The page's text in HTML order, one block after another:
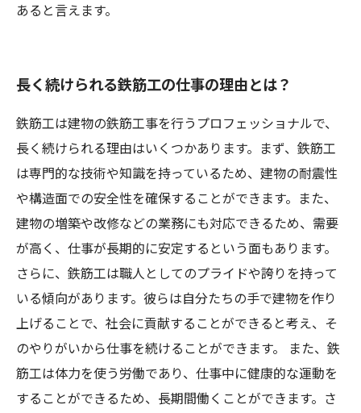
あると言えます。
長く続けられる鉄筋工の仕事の理由とは？
鉄筋工は建物の鉄筋工事を行うプロフェッショナルで、
長く続けられる理由はいくつかあります。まず、鉄筋工
は専門的な技術や知識を持っているため、建物の耐震性
や構造面での安全性を確保することができます。また、
建物の増築や改修などの業務にも対応できるため、需要
が高く、仕事が長期的に安定するという面もあります。
さらに、鉄筋工は職人としてのプライドや誇りを持って
いる傾向があります。彼らは自分たちの手で建物を作り
上げることで、社会に貢献することができると考え、そ
のやりがいから仕事を続けることができます。 また、鉄
筋工は体力を使う労働であり、仕事中に健康的な運動を
することができるため、長期間働くことができます。さ